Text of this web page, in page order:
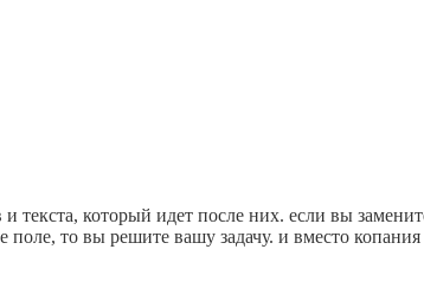
текста, который идет после них. если вы
поле, то вы решите вашу задачу. и вместо